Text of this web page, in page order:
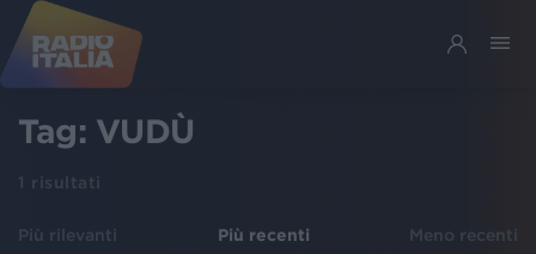
Tag: VUDÙ
1 risultati
Più rilevanti Più recenti Meno recenti